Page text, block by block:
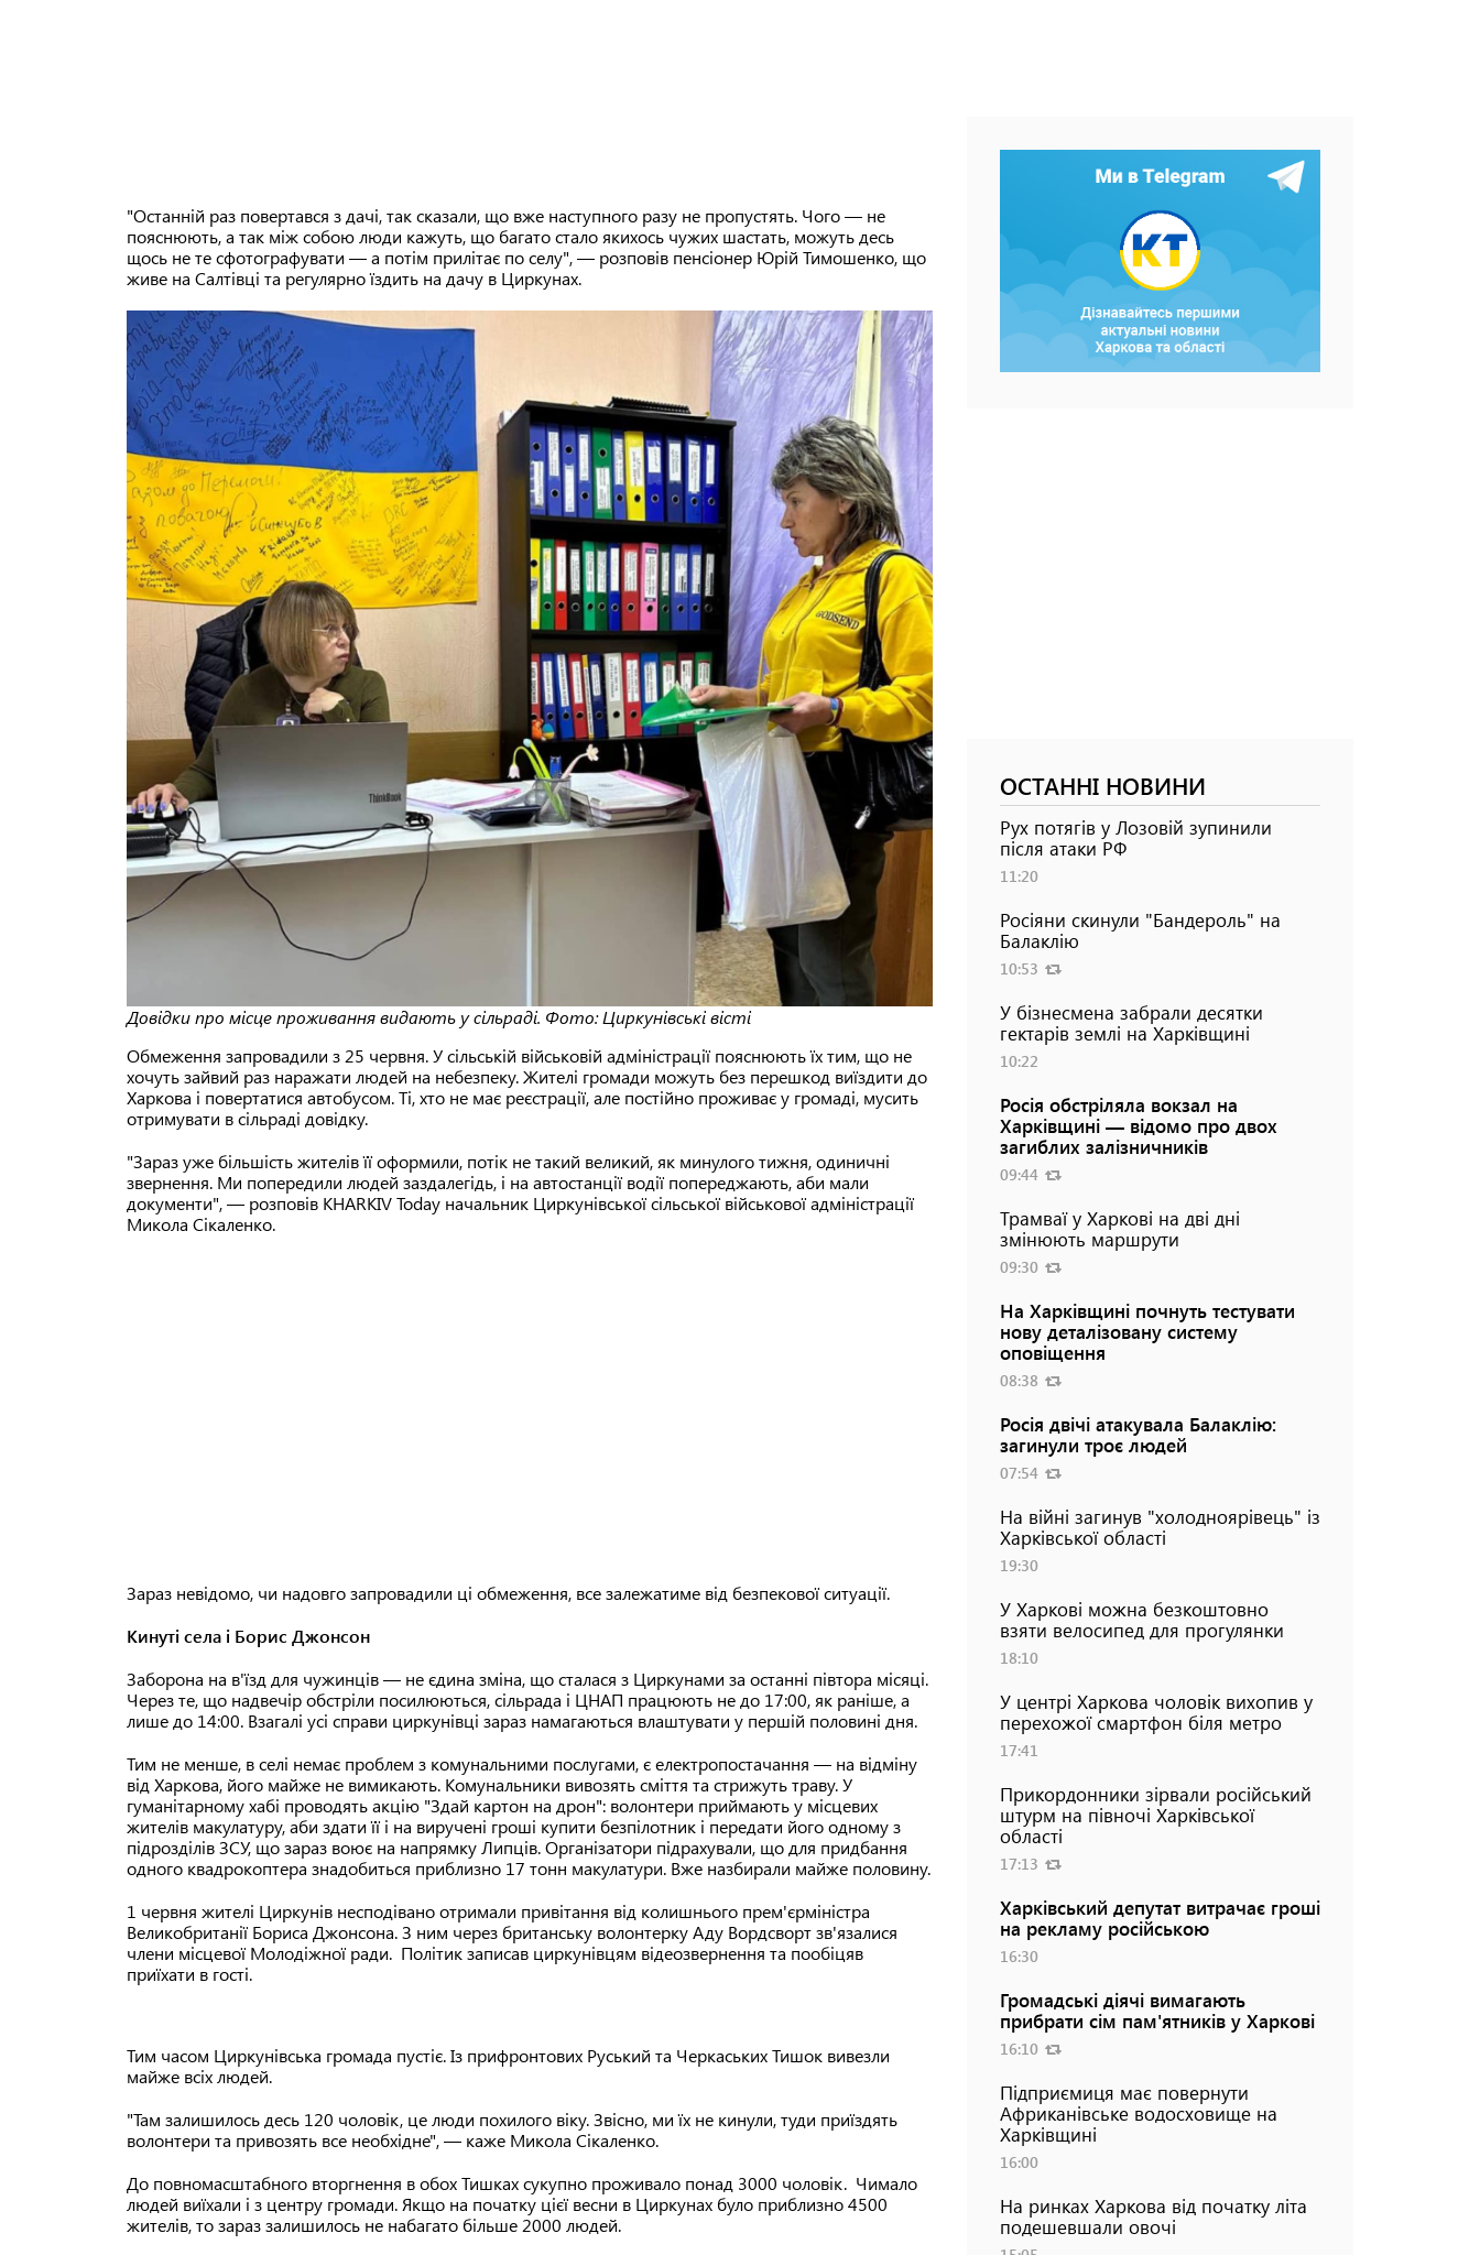
"Останній раз повертався з дачі, так сказали, що вже наступного разу не пропустять. Чого — не
пояснюють, а так між собою люди кажуть, що багато стало якихось чужих шастать, можуть десь
щось не те сфотографувати — а потім прилітає по селу", — розповів пенсіонер Юрій Тимошенко, що
живе на Салтівці та регулярно їздить на дачу в Циркунах.
Довідки про місце проживання видають у сільраді. Фото: Циркунівські вісті
Обмеження запровадили з 25 червня. У сільській військовій адміністрації пояснюють їх тим, що не
хочуть зайвий раз наражати людей на небезпеку. Жителі громади можуть без перешкод виїздити до
Харкова і повертатися автобусом. Ті, хто не має реєстрації, але постійно проживає у громаді, мусить
отримувати в сільраді довідку.
"Зараз уже більшість жителів її оформили, потік не такий великий, як минулого тижня, одиничні
звернення. Ми попередили людей заздалегідь, і на автостанції водії попереджають, аби мали
документи", — розповів KHARKIV Today начальник Циркунівської сільської військової адміністрації
Микола Сікаленко.
Зараз невідомо, чи надовго запровадили ці обмеження, все залежатиме від безпекової ситуації.
Кинуті села і Борис Джонсон
Заборона на в'їзд для чужинців — не єдина зміна, що сталася з Циркунами за останні півтора місяці.
Через те, що надвечір обстріли посилюються, сільрада і ЦНАП працюють не до 17:00, як раніше, а
лише до 14:00. Взагалі усі справи циркунівці зараз намагаються влаштувати у першій половині дня.
Тим не менше, в селі немає проблем з комунальними послугами, є електропостачання — на відміну
від Харкова, його майже не вимикають. Комунальники вивозять сміття та стрижуть траву. У
гуманітарному хабі проводять акцію "Здай картон на дрон": волонтери приймають у місцевих
жителів макулатуру, аби здати її і на виручені гроші купити безпілотник і передати його одному з
підрозділів ЗСУ, що зараз воює на напрямку Липців. Організатори підрахували, що для придбання
одного квадрокоптера знадобиться приблизно 17 тонн макулатури. Вже назбирали майже половину.
1 червня жителі Циркунів несподівано отримали привітання від колишнього прем'єрміністра
Великобританії Бориса Джонсона. З ним через британську волонтерку Аду Вордсворт зв'язалися
члени місцевої Молодіжної ради. Політик записав циркунівцям відеозвернення та пообіцяв
приїхати в гості.
Тим часом Циркунівська громада пустіє. Із прифронтових Руський та Черкаських Тишок вивезли
майже всіх людей.
"Там залишилось десь 120 чоловік, це люди похилого віку. Звісно, ми їх не кинули, туди приїздять
волонтери та привозять все необхідне", — каже Микола Сікаленко.
До повномасштабного вторгнення в обох Тишках сукупно проживало понад 3000 чоловік. Чимало
людей виїхали і з центру громади. Якщо на початку цієї весни в Циркунах було приблизно 4500
жителів, то зараз залишилось не набагато більше 2000 людей.
ОСТАННІ НОВИНИ
Рух потягів у Лозовій зупинили
після атаки РФ
11:20
Росіяни скинули "Бандероль" на
Балаклію
10:53
У бізнесмена забрали десятки
гектарів землі на Харківщині
10:22
Росія обстріляла вокзал на
Харківщині — відомо про двох
загиблих залізничників
09:44
Трамваї у Харкові на дві дні
змінюють маршрути
09:30
На Харківщині почнуть тестувати
нову деталізовану систему
оповіщення
08:38
Росія двічі атакувала Балаклію:
загинули троє людей
07:54
На війні загинув "холодноярівець" із
Харківської області
19:30
У Харкові можна безкоштовно
взяти велосипед для прогулянки
18:10
У центрі Харкова чоловік вихопив у
перехожої смартфон біля метро
17:41
Прикордонники зірвали російський
штурм на півночі Харківської
області
17:13
Харківський депутат витрачає гроші
на рекламу російською
16:30
Громадські діячі вимагають
прибрати сім пам'ятників у Харкові
16:10
Підприємиця має повернути
Африканівське водосховище на
Харківщині
16:00
На ринках Харкова від початку літа
подешевшали овочі